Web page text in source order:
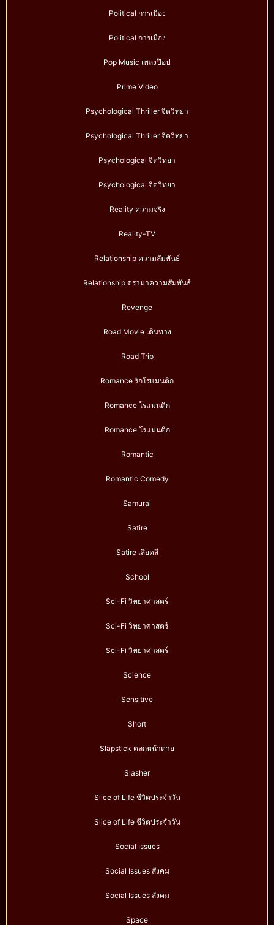
Political การเมือง
Political การเมือง
Pop Music เพลงป๊อป
Prime Video
Psychological Thriller จิตวิทยา
Psychological Thriller จิตวิทยา
Psychological จิตวิทยา
Psychological จิตวิทยา
Reality ความจริง
Reality-TV
Relationship ความสัมพันธ์
Relationship ดราม่าความสัมพันธ์
Revenge
Road Movie เดินทาง
Road Trip
Romance รักโรแมนติก
Romance โรแมนติก
Romance โรแมนติก
Romantic
Romantic Comedy
Samurai
Satire
Satire เสียดสี
School
Sci-Fi วิทยาศาสตร์
Sci-Fi วิทยาศาสตร์
Sci-Fi วิทยาศาสตร์
Science
Sensitive
Short
Slapstick ตลกหน้าตาย
Slasher
Slice of Life ชีวิตประจำวัน
Slice of Life ชีวิตประจำวัน
Social Issues
Social Issues สังคม
Social Issues สังคม
Space